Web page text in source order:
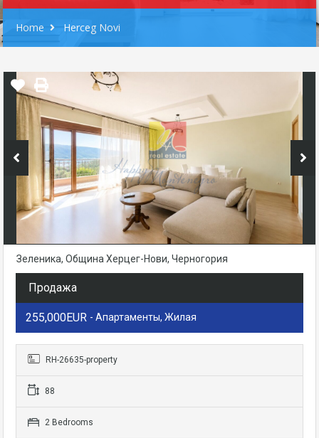
Home Herceg Novi
Зеленика, Община Херцег-Нови, Черногория
Продажа
255,000EUR - Апартаменты, Жилая
RH-26635-property
88
2 Bedrooms